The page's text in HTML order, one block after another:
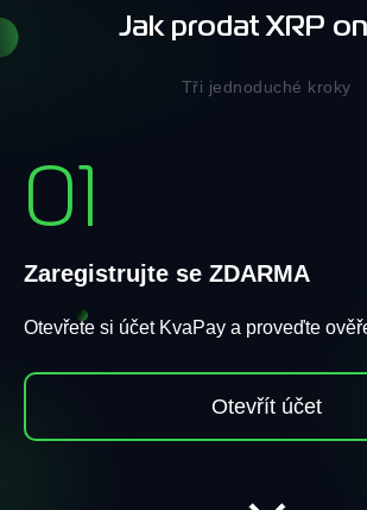
Jak prodat XRP
Tři jednoduché kroky
01
Zaregistrujte se ZDARMA
Otevřete si účet KvaPay a proveďte
Otevřít účet